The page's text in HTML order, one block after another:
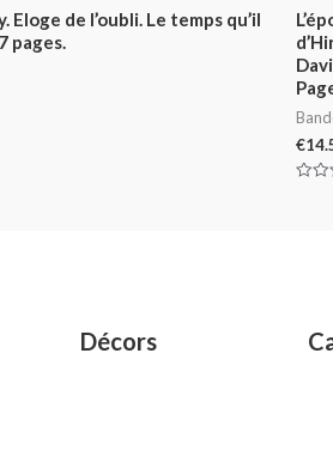
Eloge de l’oubli. Le temps qu’il
pages.
€
Décors